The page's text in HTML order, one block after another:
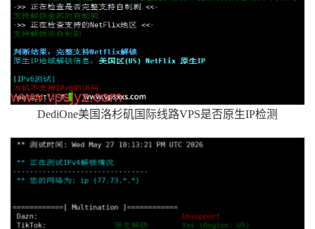
DediOne美国洛杉矶国际线路VPS是否原生IP检测